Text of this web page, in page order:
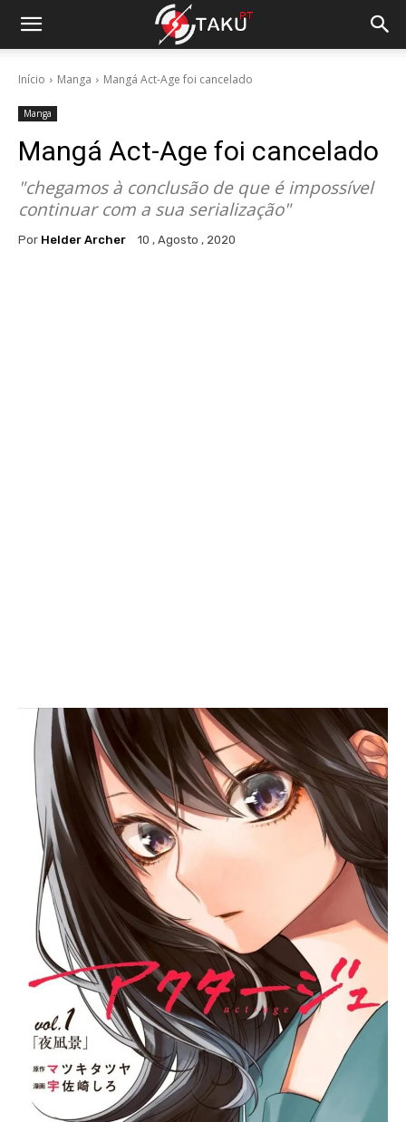
Início Manga Mangá Act-Age foi cancelado
Manga
Mangá Act-Age foi cancelado
"chegamos à conclusão de que é impossível
continuar com a sua serialização"
Por Helder Archer 10 , Agosto , 2020